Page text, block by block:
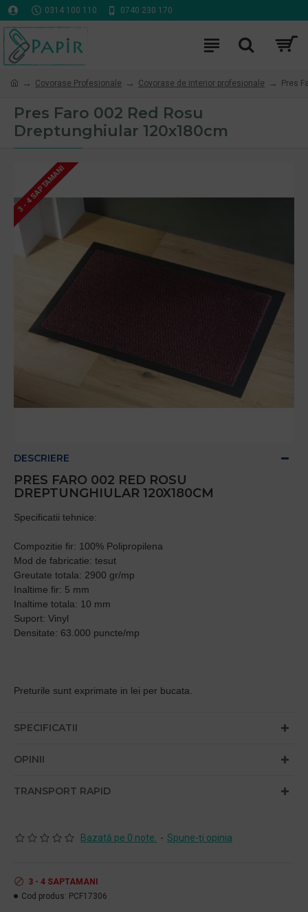
0314 100 110 0740 230 170
Covorase Profesionale Covorase de interior profesionale Pres
Pres Faro 002 Red Rosu
Dreptunghiular 120x180cm
3 - 4 SAPTAMANI
DESCRIERE
PRES FARO 002 RED ROSU
DREPTUNGHIULAR 120X180CM
Specificatii tehnice:
Compozitie fir: 100% Polipropilena
Mod de fabricatie: tesut
Greutate totala: 2900 gr/mp
Inaltime fir: 5 mm
Inaltime totala: 10 mm
Suport: Vinyl
Densitate: 63.000 puncte/mp
Preturile sunt exprimate in lei per bucata.
SPECIFICATII
OPINII
TRANSPORT RAPID
Bazată pe 0 note. - Spune-ţi opinia
3 - 4 SAPTAMANI
Cod produs: PCF17306